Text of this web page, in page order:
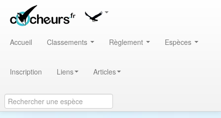
Accueil Classements Règlement Espèces
Inscription Liens Articles